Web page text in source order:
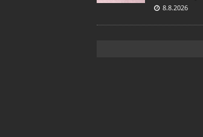
8.8.2026